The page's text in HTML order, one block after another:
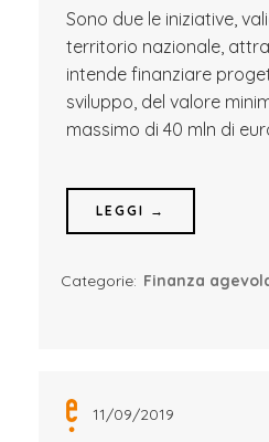
Sono due le iniziative,
territorio nazionale,
intende finanziare
sviluppo, del valore
massimo di 40 mln di
LEGGI →
Categorie: Finanza
11/09/2019